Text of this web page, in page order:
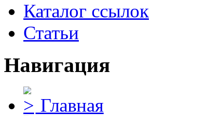
Каталог ссылок
Статьи
Навигация
Главная